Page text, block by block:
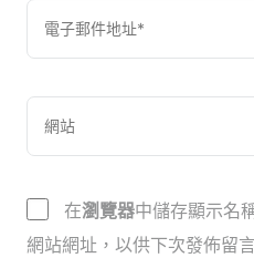
在瀏覽器中儲存顯示名
網站網址，以供下次發佈留